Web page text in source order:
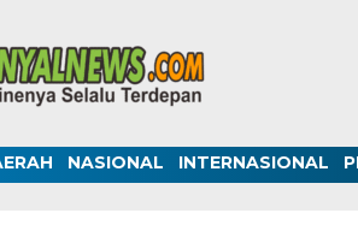
NASIONAL INTERNASIONAL